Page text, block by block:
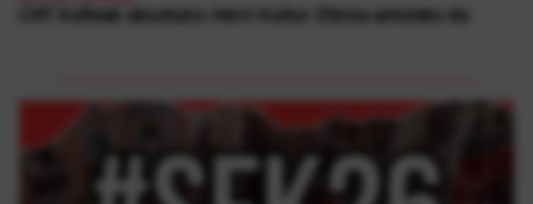
CNT Iruñeak abuztuko Herri Kultur Zikloa antolatu du